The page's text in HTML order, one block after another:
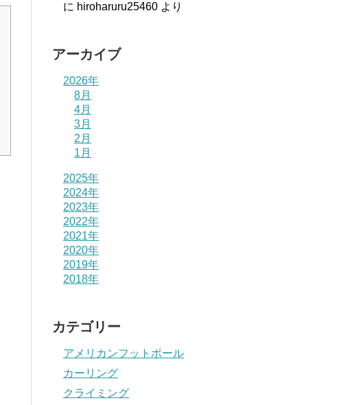
に hiroharuru25460 より
アーカイブ
2026年
8月
4月
3月
2月
1月
2025年
2024年
2023年
2022年
2021年
2020年
2019年
2018年
カテゴリー
アメリカンフットボール
カーリング
クライミング